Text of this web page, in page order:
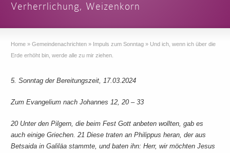
Verherrlichung, Weizenkorn
Home » Gemeindenachrichten » Impuls zum Sonntag » Und ich, wenn ich über die
Erde erhöht bin, werde alle zu mir ziehen.
5. Sonntag der Bereitungszeit, 17.03.2024
Zum Evangelium nach Johannes 12, 20 – 33
20 Unter den Pilgern, die beim Fest Gott anbeten wollten, gab es
auch einige Griechen. 21 Diese traten an Philippus heran, der aus
Betsaida in Galiläa stammte, und baten ihn: Herr, wir möchten Jesus